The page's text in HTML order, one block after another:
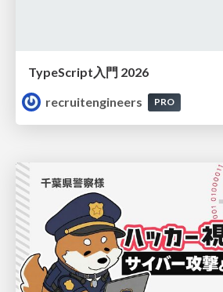
TypeScript入門 2026
recruitengineers
PRO